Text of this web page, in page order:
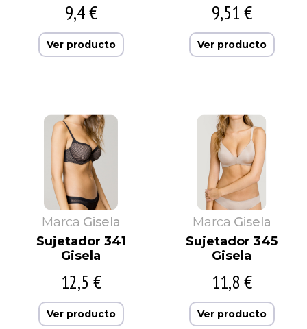
9,4 €
Ver producto
9,51 €
Ver producto
Marca Gisela
Sujetador 341
Gisela
12,5 €
Ver producto
Marca Gisela
Sujetador 345
Gisela
11,8 €
Ver producto